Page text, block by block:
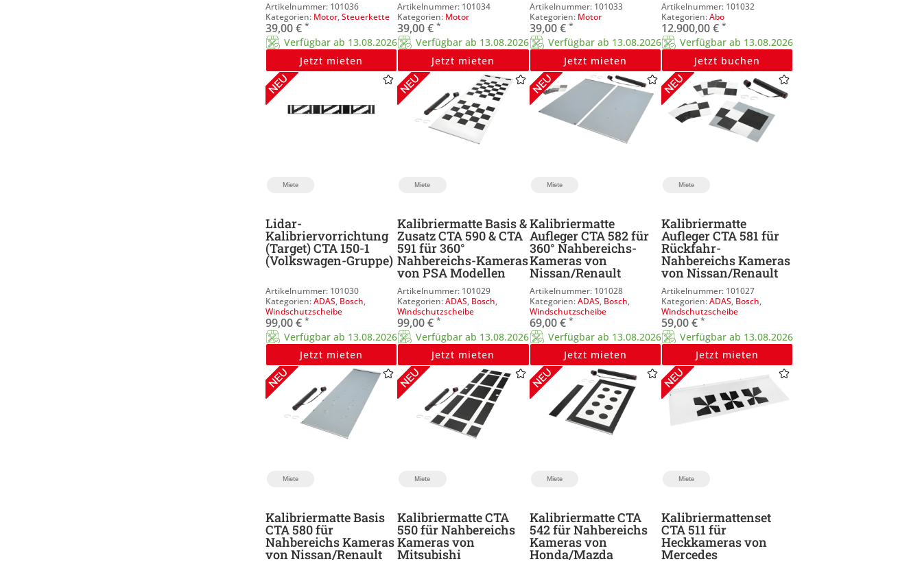
101036
Motor,Steuerkette
39,00€ *
Verfügbar ab 13.08.2026
Jetzt mieten
101034
Motor
39,00€ *
Verfügbar ab 13.08.2026
Jetzt mieten
101033
Motor
39,00€ *
Verfügbar ab 13.08.2026
Jetzt mieten
101032
Abo
12.900,00€ *
Verfügbar ab 13.08.2026
Jetzt buchen
Miete
Lidar-
Kalibriervorrichtung
(Target) CTA 150-1
(Volkswagen-Gruppe)
101030
ADAS, Bosch,
Windschutzscheibe
99,00€ *
Verfügbar ab 13.08.2026
Jetzt mieten
Miete
Kalibriermatte Basis &
Zusatz CTA 590 & CTA
591 für 360°
Nahbereichs-Kameras
von PSA Modellen
101029
ADAS, Bosch,
Windschutzscheibe
99,00€ *
Verfügbar ab 13.08.2026
Jetzt mieten
Miete
Kalibriermatte
Aufleger CTA 582 für
360° Nahbereichs-
Kameras von
Nissan/Renault
101028
ADAS, Bosch,
Windschutzscheibe
69,00€ *
Verfügbar ab 13.08.2026
Jetzt mieten
Miete
Kalibriermatte
Aufleger CTA 581 für
Rückfahr-
Nahbereichs Kameras
von Nissan/Renault
101027
ADAS, Bosch,
Windschutzscheibe
59,00€ *
Verfügbar ab 13.08.2026
Jetzt mieten
Miete
Kalibriermatte Basis
CTA 580 für
Nahbereichs Kameras
von Nissan/Renault
Miete
Kalibriermatte CTA
550 für Nahbereichs
Kameras von
Mitsubishi
Miete
Kalibriermatte CTA
542 für Nahbereichs
Kameras von
Honda/Mazda
Miete
Kalibriermattenset
CTA 511 für
Heckkameras von
Mercedes